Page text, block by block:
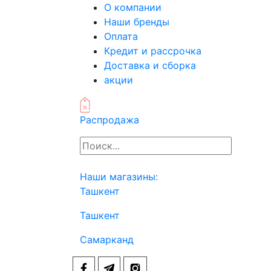
О компании
Наши бренды
Оплата
Кредит и рассрочка
Доставка и сборка
акции
Распродажа
Наши магазины:
Ташкент
Ташкент
Самарканд